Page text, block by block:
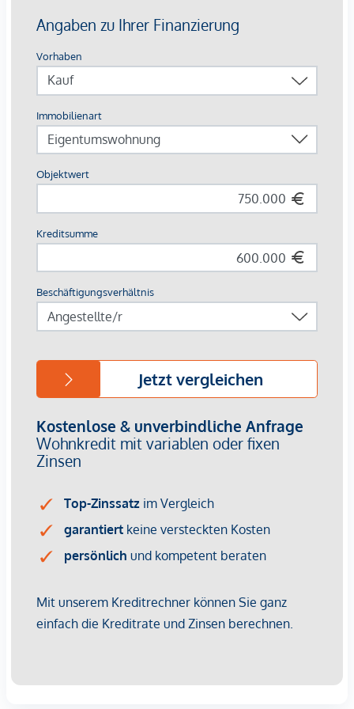
Guest Lounge zur exklusiven Anmietung für Ihre
Besucher
Ein Concierge Dienst kümmert sich um die kleinen
und großen Bedürfnisse der Eigentümer:Innen (zeitlich
begrenzt voraussichtlich 08:00 - 17:00 Uhr)
Nachhaltigkeit:
Nachhaltigkeit wird großgeschrieben.
So wird durch die Revitalisierung eines
Errichtung die CO2 Bilanz geschont, das Artmann setzt
auch bei der zukünftigen Energiegewinnung auf
Nachhaltigkeit.
Heizung und Klimatisierung mittels Wärmepumpe -
Die Immobilie ist somit von fossilen Brennstoffen
Zudem befindet sich am Dach eine
Photovoltaikanlage.
Bereits fertiggestellt.
Wir weisen darauf hin, dass zwischen dem Vermittler und
dem zu vermittelnden Dritten ein familiäres oder
wirtschaftliches Naheverhältnis besteht.
Arzt <275m